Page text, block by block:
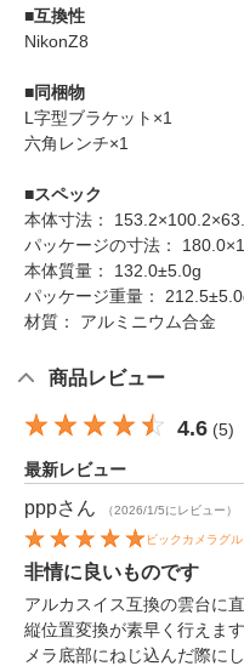
■互換性
NikonZ8
■同梱物
L字型ブラケット×1
六角レンチ×1
■スペック
本体寸法：
パッケージの寸法：
本体質量： 132.0±5.0g
パッケージ重量：
材質： アルミニウム合金
商品レビュー
4.6 (5)
最新レビュー
pppさん （2026/1/5にレビュー）
ビックカメラグ
非情に良いものです
アルカスイス互換の雲台に
縦位置変換が素早く行えま
メラ底部にねじ込んだ際に